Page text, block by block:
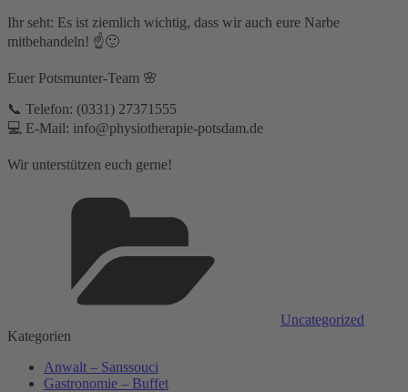
Ihr seht: Es ist ziemlich wichtig, dass wir auch eure Narbe
mitbehandeln! ☝️🙂
Euer Potsmunter-Team 🌸
📞 Telefon: (0331) 27371555⁣
💻 E-Mail: info@physiotherapie-potsdam.de
Wir unterstützen euch gerne!
Uncategorized
Kategorien
Anwalt – Sanssouci
Gastronomie – Buffet